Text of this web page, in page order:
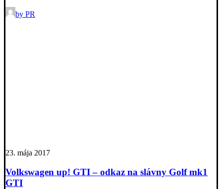
by PR
23. mája 2017
Volkswagen up! GTI – odkaz na slávny Golf mk1
GTI